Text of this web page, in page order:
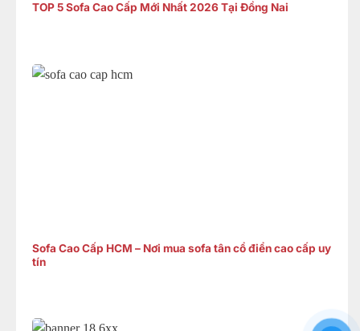
TOP 5 Sofa Cao Cấp Mới Nhất 2026 Tại Đồng Nai
Sofa Cao Cấp HCM – Nơi mua sofa tân cổ điển cao cấp uy
tín